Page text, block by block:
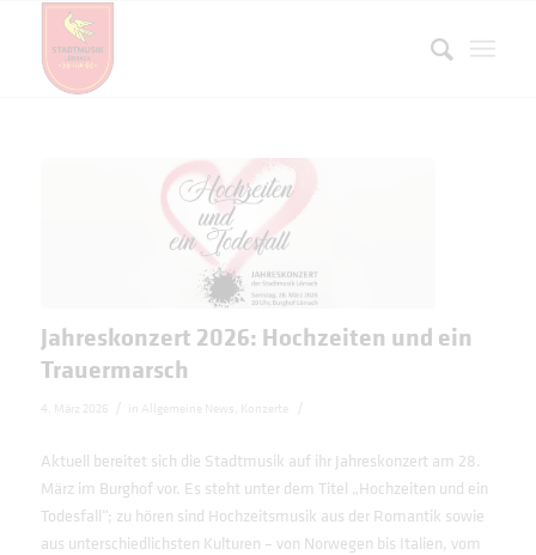
Jahreskonzert 2026: Hochzeiten und ein
Trauermarsch
4. März 2026 Allgemeine News Konzerte
Aktuell bereitet sich die Stadtmusik auf ihr Jahreskonzert am 28.
März im Burghof vor. Es steht unter dem Titel „Hochzeiten und ein
Todesfall“; zu hören sind Hochzeitsmusik aus der Romantik sowie
aus unterschiedlichsten Kulturen – von Norwegen bis Italien, vom